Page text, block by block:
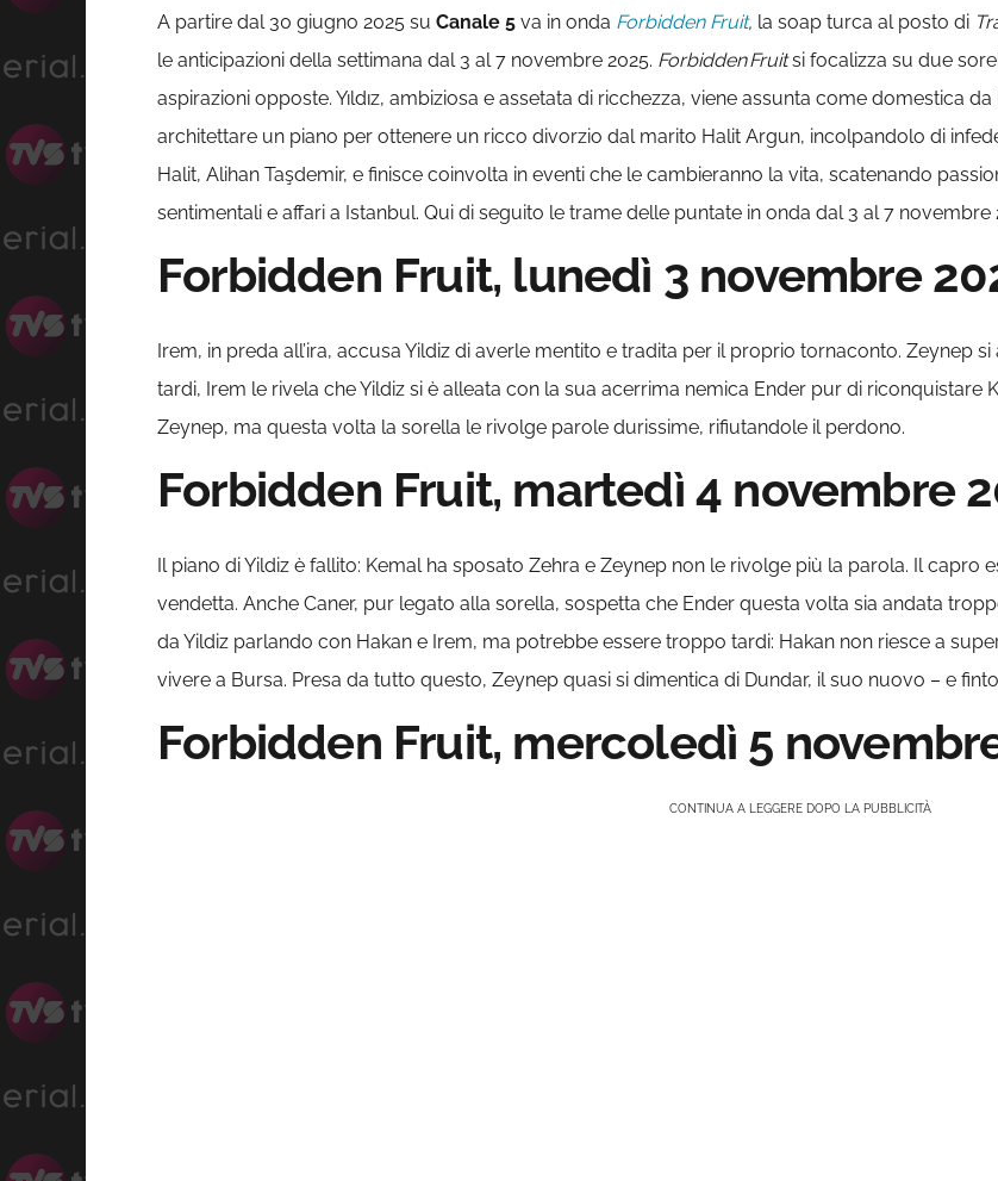
A partire dal 30 giugno 2025 su Canale 5 va in onda Forbidden Fruit, la soap turca al posto di
le anticipazioni della settimana dal 3 al 7 novembre 2025. Forbidden Fruitsi focalizza su due
aspirazioni opposte. Yıldız, ambiziosa e assetata di ricchezza, viene assunta come domestica
architettare un piano per ottenere un ricco divorzio dal marito Halit Argun, incolpandolo di
Halit, Alihan Taşdemir, e finisce coinvolta in eventi che le cambieranno la vita, scatenando
sentimentali e affari a Istanbul. Qui di seguito le trame delle puntate in onda dal 3 al 7 novembre
Forbidden Fruit, lunedì 3 novembre
Irem, in preda all’ira, accusa Yildiz di averle mentito e tradita per il proprio tornaconto. Zeynep
tardi, Irem le rivela che Yildiz si è alleata con la sua acerrima nemica Ender pur di riconquistare
Zeynep, ma questa volta la sorella le rivolge parole durissime, rifiutandole il perdono.
Forbidden Fruit, martedì 4 novembre
Il piano di Yildiz è fallito: Kemal ha sposato Zehra e Zeynep non le rivolge più la parola. Il capro
vendetta. Anche Caner, pur legato alla sorella, sospetta che Ender questa volta sia andata
da Yildiz parlando con Hakan e Irem, ma potrebbe essere troppo tardi: Hakan non riesce a
vivere a Bursa. Presa da tutto questo, Zeynep quasi si dimentica di Dundar, il suo nuovo – e
Forbidden Fruit, mercoledì 5
CONTINUA A LEGGERE DOPO LA PUBBLICITÀ